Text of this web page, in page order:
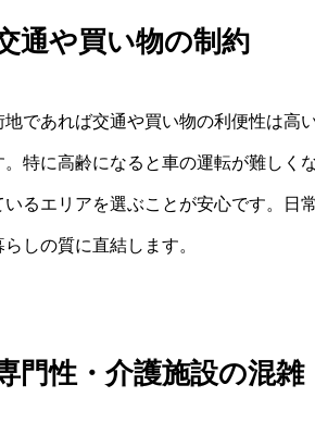
通や買い物の制約
地であれば交通や買い物の利便性は高
。特に高齢になると車の運転が難しく
いるエリアを選ぶことが安心です。日
らしの質に直結します。
門性・介護施設の混雑